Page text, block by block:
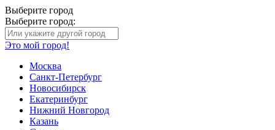
Выберите город
Выберите город:
Это мой город!
Москва
Санкт-Петербург
Новосибирск
Екатеринбург
Нижний Новгород
Казань